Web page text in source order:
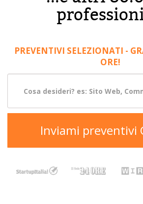
PREVENTIVI SELEZIONATI -
ORE!
Inviami preventivi